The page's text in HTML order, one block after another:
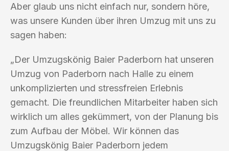
Aber glaub uns nicht einfach nur, sondern höre,
was unsere Kunden über ihren Umzug mit uns zu
sagen haben:
„Der Umzugskönig Baier Paderborn hat unseren
Umzug von Paderborn nach Halle zu einem
unkomplizierten und stressfreien Erlebnis
gemacht. Die freundlichen Mitarbeiter haben sich
wirklich um alles gekümmert, von der Planung bis
zum Aufbau der Möbel. Wir können das
Umzugskönig Baier Paderborn jedem